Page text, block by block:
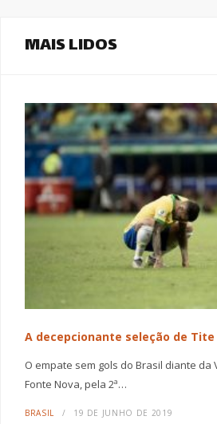
MAIS LIDOS
A decepcionante seleção de Tite
O empate sem gols do Brasil diante da
Fonte Nova, pela 2ª…
BRASIL 19 DE JUNHO DE 2019